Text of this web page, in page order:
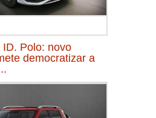
Polo: novo
democratizar a